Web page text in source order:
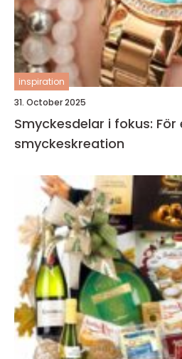
inspiration
31. October 2025
Smyckesdelar i fokus: För
smyckeskreation